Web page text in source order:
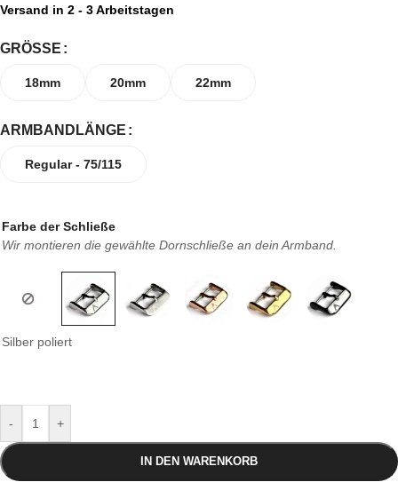
Versand in 2 - 3 Arbeitstagen
GRÖSSE
18mm 20mm 22mm
ARMBANDLÄNGE
Regular - 75/115
Farbe der Schließe
Wir montieren die gewählte Dornschließe an dein Armband.
Silber poliert
- +
IN DEN WARENKORB